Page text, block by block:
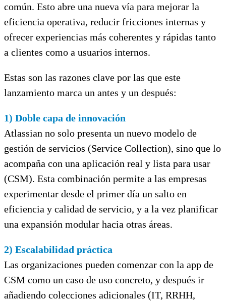
común. Esto abre una nueva vía para mejorar la
eficiencia operativa, reducir fricciones internas y
ofrecer experiencias más coherentes y rápidas tanto
a clientes como a usuarios internos.
Estas son las razones clave por las que este
lanzamiento marca un antes y un después:
1) Doble capa de innovación
Atlassian no solo presenta un nuevo modelo de
gestión de servicios (Service Collection), sino que lo
acompaña con una aplicación real y lista para usar
(CSM). Esta combinación permite a las empresas
experimentar desde el primer día un salto en
eficiencia y calidad de servicio, y a la vez planificar
una expansión modular hacia otras áreas.
2) Escalabilidad práctica
Las organizaciones pueden comenzar con la app de
CSM como un caso de uso concreto, y después ir
añadiendo colecciones adicionales (IT, RRHH,